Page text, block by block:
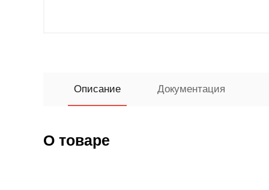
Описание Документация
О товаре